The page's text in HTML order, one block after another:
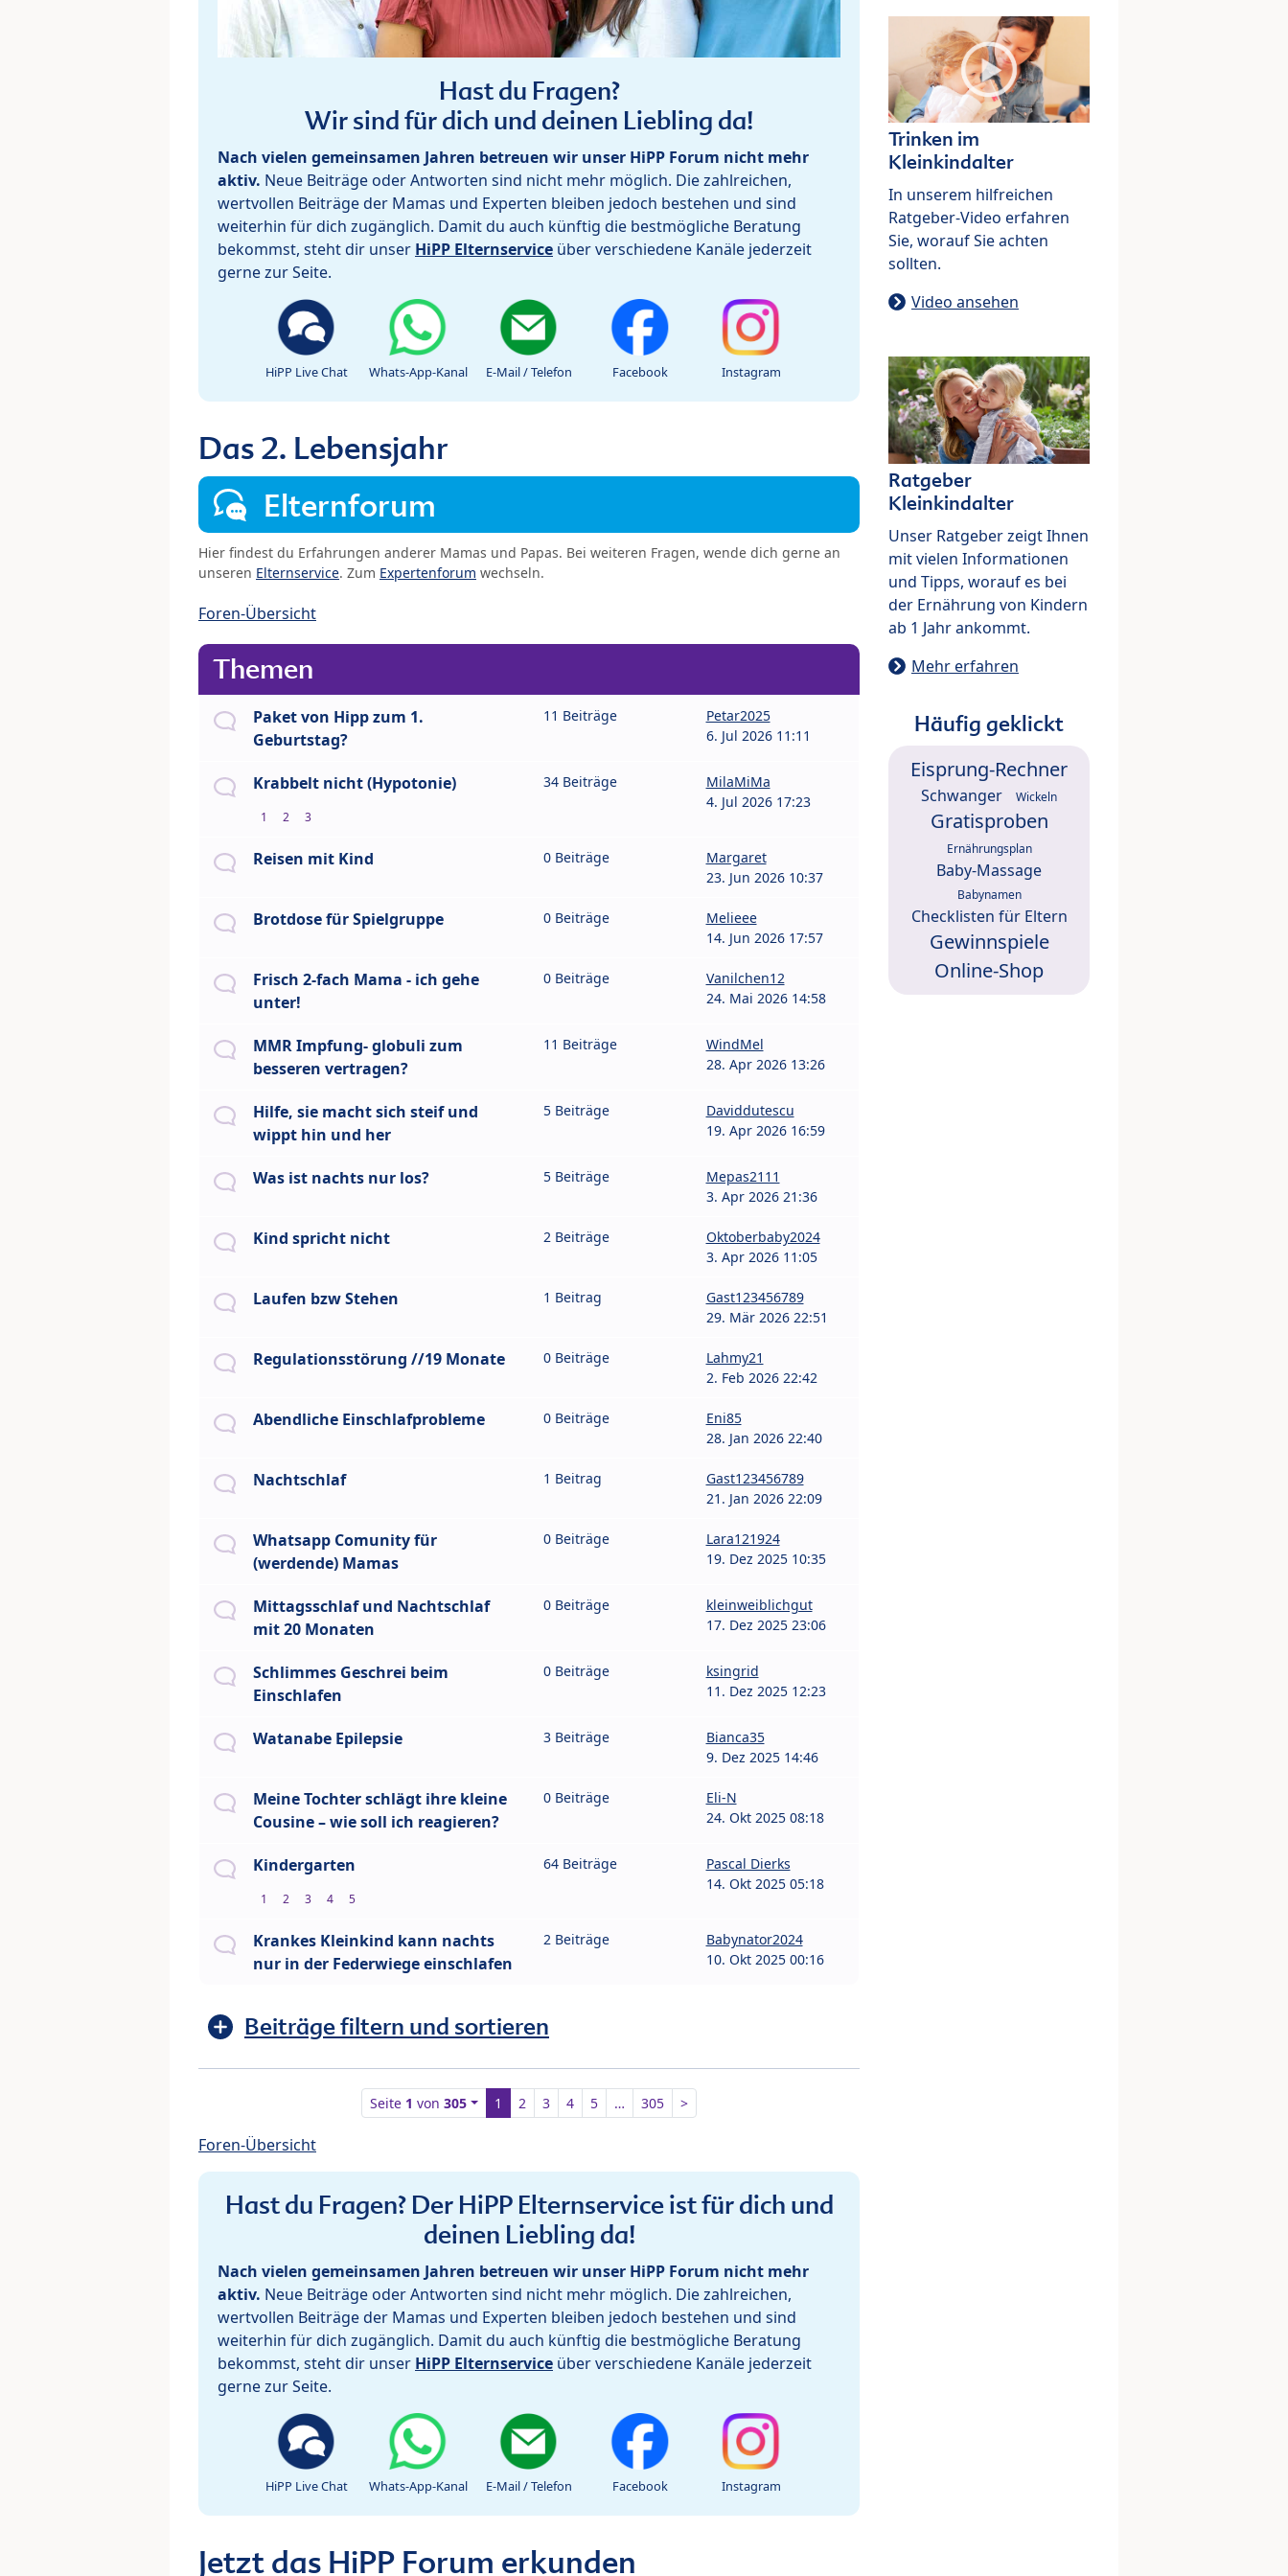
Hast du Fragen?
Wir sind für dich und deinen Liebling da!
Nach vielen gemeinsamen Jahren betreuen wir unser HiPP Forum nicht mehr
aktiv. Neue Beiträge oder Antworten sind nicht mehr möglich. Die zahlreichen,
wertvollen Beiträge der Mamas und Experten bleiben jedoch bestehen und sind
weiterhin für dich zugänglich. Damit du auch künftig die bestmögliche Beratung
bekommst, steht dir unser HiPP Elternservice über verschiedene Kanäle jederzeit
gerne zur Seite.
HiPP Live Chat Whats-App-Kanal E-Mail / Telefon Facebook Instagram
Das 2. Lebensjahr
Elternforum
Hier findest du Erfahrungen anderer Mamas und Papas. Bei weiteren Fragen, wende dich gerne an
unseren Elternservice. Zum Expertenforum wechseln.
Foren-Übersicht
Themen
Paket von Hipp zum 1.
Geburtstag?
11 Beiträge
Petar2025
6. Jul 2026 11:11
Krabbelt nicht (Hypotonie)
1 2 3
34 Beiträge
MilaMiMa
4. Jul 2026 17:23
Reisen mit Kind 0 Beiträge
Margaret
23. Jun 2026 10:37
Brotdose für Spielgruppe 0 Beiträge
Melieee
14. Jun 2026 17:57
Frisch 2-fach Mama - ich gehe
unter!
0 Beiträge
Vanilchen12
24. Mai 2026 14:58
MMR Impfung- globuli zum
besseren vertragen?
11 Beiträge
WindMel
28. Apr 2026 13:26
Hilfe, sie macht sich steif und
wippt hin und her
5 Beiträge
Daviddutescu
19. Apr 2026 16:59
Was ist nachts nur los? 5 Beiträge
Mepas2111
3. Apr 2026 21:36
Kind spricht nicht 2 Beiträge
Oktoberbaby2024
3. Apr 2026 11:05
Laufen bzw Stehen 1 Beitrag
Gast123456789
29. Mär 2026 22:51
Regulationsstörung //19 Monate 0 Beiträge
Lahmy21
2. Feb 2026 22:42
Abendliche Einschlafprobleme 0 Beiträge
Eni85
28. Jan 2026 22:40
Nachtschlaf 1 Beitrag
Gast123456789
21. Jan 2026 22:09
Whatsapp Comunity für
(werdende) Mamas
0 Beiträge
Lara121924
19. Dez 2025 10:35
Mittagsschlaf und Nachtschlaf
mit 20 Monaten
0 Beiträge
kleinweiblichgut
17. Dez 2025 23:06
Schlimmes Geschrei beim
Einschlafen
0 Beiträge
ksingrid
11. Dez 2025 12:23
Watanabe Epilepsie 3 Beiträge
Bianca35
9. Dez 2025 14:46
Meine Tochter schlägt ihre kleine
Cousine – wie soll ich reagieren?
0 Beiträge
Eli-N
24. Okt 2025 08:18
Kindergarten
1 2 3 4 5
64 Beiträge
Pascal Dierks
14. Okt 2025 05:18
Krankes Kleinkind kann nachts
nur in der Federwiege einschlafen
2 Beiträge
Babynator2024
10. Okt 2025 00:16
Beiträge filtern und sortieren
Seite 1 von305 1 2 3 4 5 … 305 >
Foren-Übersicht
Hast du Fragen? Der HiPP Elternservice ist für dich und
deinen Liebling da!
Nach vielen gemeinsamen Jahren betreuen wir unser HiPP Forum nicht mehr
aktiv. Neue Beiträge oder Antworten sind nicht mehr möglich. Die zahlreichen,
wertvollen Beiträge der Mamas und Experten bleiben jedoch bestehen und sind
weiterhin für dich zugänglich. Damit du auch künftig die bestmögliche Beratung
bekommst, steht dir unser HiPP Elternservice über verschiedene Kanäle jederzeit
gerne zur Seite.
HiPP Live Chat Whats-App-Kanal E-Mail / Telefon Facebook Instagram
Jetzt das HiPP Forum erkunden
Trinken im
Kleinkindalter
In unserem hilfreichen
Ratgeber-Video erfahren
Sie, worauf Sie achten
sollten.
Video ansehen
Ratgeber
Kleinkindalter
Unser Ratgeber zeigt Ihnen
mit vielen Informationen
und Tipps, worauf es bei
der Ernährung von Kindern
ab 1 Jahr ankommt.
Mehr erfahren
Häufig geklickt
Eisprung-Rechner
Schwanger Wickeln
Gratisproben
Ernährungsplan
Baby-Massage
Babynamen
Checklisten für Eltern
Gewinnspiele
Online-Shop